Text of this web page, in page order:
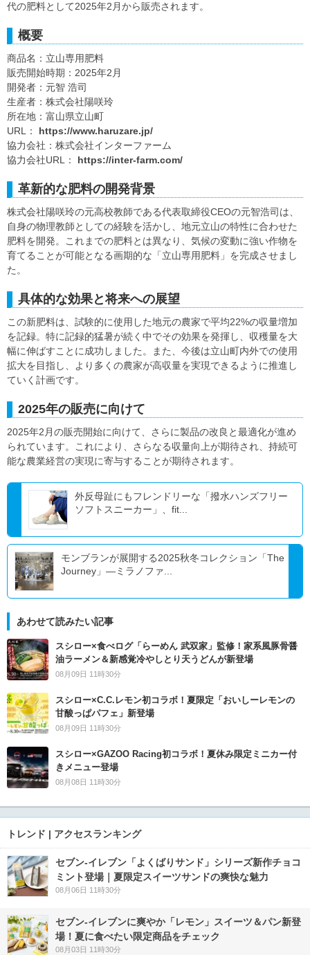
代の肥料として2025年2月から販売されます。
概要
商品名：立山専用肥料
販売開始時期：2025年2月
開発者：元智 浩司
生産者：株式会社陽咲玲
所在地：富山県立山町
URL： https://www.haruzare.jp/
協力会社：株式会社インターファーム
協力会社URL： https://inter-farm.com/
革新的な肥料の開発背景
株式会社陽咲玲の元高校教師である代表取締役CEOの元智浩司は、
自身の物理教師としての経験を活かし、地元立山の特性に合わせた
肥料を開発。これまでの肥料とは異なり、気候の変動に強い作物を
育てることが可能となる画期的な「立山専用肥料」を完成させまし
た。
具体的な効果と将来への展望
この新肥料は、試験的に使用した地元の農家で平均22%の収量増加
を記録。特に記録的猛暑が続く中でその効果を発揮し、収穫量を大
幅に伸ばすことに成功しました。また、今後は立山町内外での使用
拡大を目指し、より多くの農家が高収量を実現できるように推進し
ていく計画です。
2025年の販売に向けて
2025年2月の販売開始に向けて、さらに製品の改良と最適化が進め
られています。これにより、さらなる収量向上が期待され、持続可
能な農業経営の実現に寄与することが期待されます。
外反母趾にもフレンドリーな「撥水ハンズフリー
ソフトスニーカー」、fit...
モンブランが展開する2025秋冬コレクション「The
Journey」―ミラノファ...
あわせて読みたい記事
スシロー×食べログ「らーめん 武双家」監修！家系風豚骨醤
油ラーメン＆新感覚冷やしとり天うどんが新登場
08月09日 11時30分
スシロー×C.C.レモン初コラボ！夏限定「おいしーレモンの
甘酸っぱパフェ」新登場
08月09日 11時30分
スシロー×GAZOO Racing初コラボ！夏休み限定ミニカー付
きメニュー登場
08月08日 11時30分
トレンド | アクセスランキング
セブン‐イレブン「よくばりサンド」シリーズ新作チョコ
ミント登場｜夏限定スイーツサンドの爽快な魅力
08月06日 11時30分
セブン‐イレブンに爽やか「レモン」スイーツ＆パン新登
場！夏に食べたい限定商品をチェック
08月03日 11時30分